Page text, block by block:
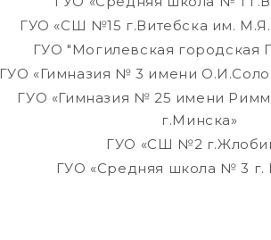
ГУО «СШ №15 г.Витебска им.
ГУО "Могилевская городская
ГУО «Гимназия № 3 имени
ГУО «Гимназия № 25 имени
г.Минска»
ГУО «СШ №2
ГУО «Средняя школа № 3 г.